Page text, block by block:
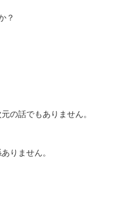
？
の話でもありません。
りません。